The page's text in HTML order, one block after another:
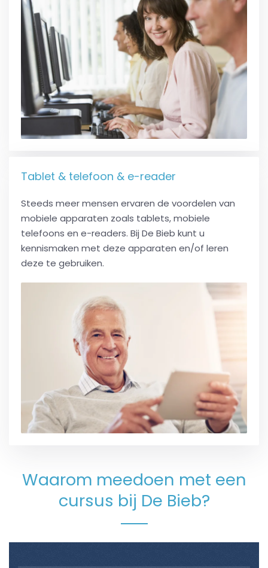
Tablet & telefoon & e-reader
Steeds meer mensen ervaren de voordelen van
mobiele apparaten zoals tablets, mobiele
telefoons en e-readers. Bij De Bieb kunt u
kennismaken met deze apparaten en/of leren
deze te gebruiken.
Waarom meedoen met een
cursus bij De Bieb?